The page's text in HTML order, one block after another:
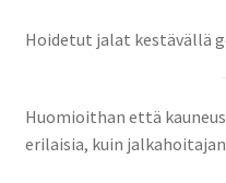
Hoidetut jalat kestävällä
Huomioithan että
erilaisia, kuin